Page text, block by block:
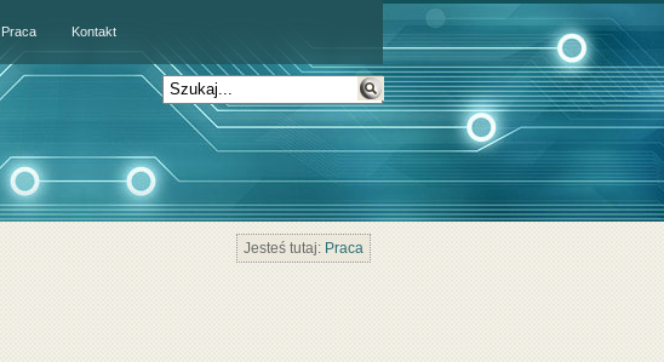
Praca Kontakt
Jesteś tutaj: Praca